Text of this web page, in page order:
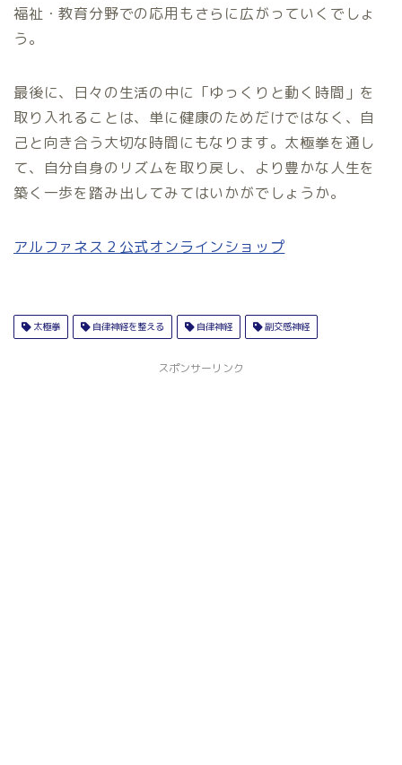
福祉・教育分野での応用もさらに広がっていくでしょ
う。
最後に、日々の生活の中に「ゆっくりと動く時間」を
取り入れることは、単に健康のためだけではなく、自
己と向き合う大切な時間にもなります。太極拳を通し
て、自分自身のリズムを取り戻し、より豊かな人生を
築く一歩を踏み出してみてはいかがでしょうか。
アルファネス２公式オンラインショップ
太極拳 自律神経を整える 自律神経 副交感神経
スポンサーリンク